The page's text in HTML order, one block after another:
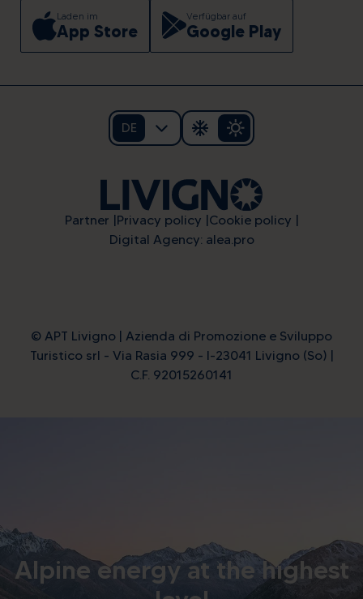
Laden im
App Store
Verfügbar auf
Google Play
DE
Partner Privacy policy Cookie policy
Digital Agency: alea.pro
© APT Livigno | Azienda di Promozione e Sviluppo
Turistico srl - Via Rasia 999 - I-23041 Livigno (So) |
C.F. 92015260141
Alpine energy at the highest